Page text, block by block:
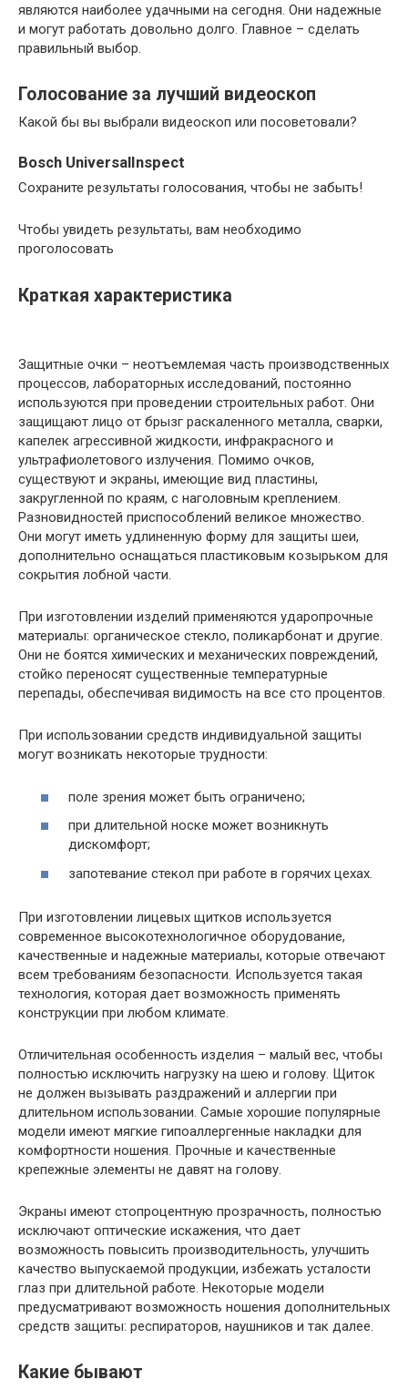
являются наиболее удачными на сегодня. Они надежные
и могут работать довольно долго. Главное – сделать
правильный выбор.
Голосование за лучший видеоскоп
Какой бы вы выбрали видеоскоп или посоветовали?
Bosch UniversalInspect
Сохраните результаты голосования, чтобы не забыть!
Чтобы увидеть результаты, вам необходимо
проголосовать
Краткая характеристика
Защитные очки – неотъемлемая часть производственных
процессов, лабораторных исследований, постоянно
используются при проведении строительных работ. Они
защищают лицо от брызг раскаленного металла, сварки,
капелек агрессивной жидкости, инфракрасного и
ультрафиолетового излучения. Помимо очков,
существуют и экраны, имеющие вид пластины,
закругленной по краям, с наголовным креплением.
Разновидностей приспособлений великое множество.
Они могут иметь удлиненную форму для защиты шеи,
дополнительно оснащаться пластиковым козырьком для
сокрытия лобной части.
При изготовлении изделий применяются ударопрочные
материалы: органическое стекло, поликарбонат и другие.
Они не боятся химических и механических повреждений,
стойко переносят существенные температурные
перепады, обеспечивая видимость на все сто процентов.
При использовании средств индивидуальной защиты
могут возникать некоторые трудности:
поле зрения может быть ограничено;
при длительной носке может возникнуть
дискомфорт;
запотевание стекол при работе в горячих цехах.
При изготовлении лицевых щитков используется
современное высокотехнологичное оборудование,
качественные и надежные материалы, которые отвечают
всем требованиям безопасности. Используется такая
технология, которая дает возможность применять
конструкции при любом климате.
Отличительная особенность изделия – малый вес, чтобы
полностью исключить нагрузку на шею и голову. Щиток
не должен вызывать раздражений и аллергии при
длительном использовании. Самые хорошие популярные
модели имеют мягкие гипоаллергенные накладки для
комфортности ношения. Прочные и качественные
крепежные элементы не давят на голову.
Экраны имеют стопроцентную прозрачность, полностью
исключают оптические искажения, что дает
возможность повысить производительность, улучшить
качество выпускаемой продукции, избежать усталости
глаз при длительной работе. Некоторые модели
предусматривают возможность ношения дополнительных
средств защиты: респираторов, наушников и так далее.
Какие бывают